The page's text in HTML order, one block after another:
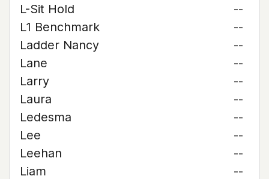
L-Sit Hold
--
L1 Benchmark
--
Ladder Nancy
--
Lane
--
Larry
--
Laura
--
Ledesma
--
Lee
--
Leehan
--
Liam
--